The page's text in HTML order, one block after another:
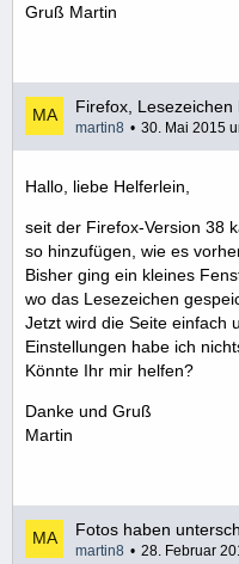
Gruß Martin
Firefox, Lesezeichen
martin8 30. Mai 2015
Hallo, liebe Helferlein,
seit der Firefox-Version 38
so hinzufügen, wie es
Bisher ging ein kleines
wo das Lesezeichen
Jetzt wird die Seite einfach
Einstellungen habe ich
Könnte Ihr mir helfen?
Danke und Gruß
Martin
Fotos haben
martin8 28. Februar